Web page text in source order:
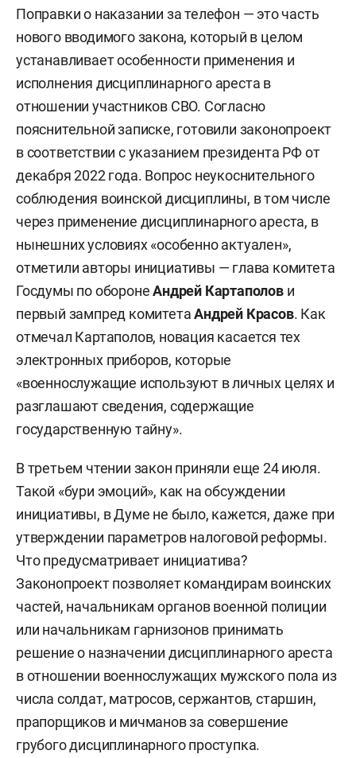
Поправки о наказании за телефон — это часть
нового вводимого закона, который в целом
устанавливает особенности применения и
исполнения дисциплинарного ареста в
отношении участников СВО. Согласно
пояснительной записке, готовили законопроект
в соответствии с указанием президента РФ от
декабря 2022 года. Вопрос неукоснительного
соблюдения воинской дисциплины, в том числе
через применение дисциплинарного ареста, в
нынешних условиях «особенно актуален»,
отметили авторы инициативы — глава комитета
Госдумы по оборонеАндрей Картаполови
первый зампред комитетаАндрей Красов. Как
отмечал Картаполов, новация касается тех
электронных приборов, которые
«военнослужащие используют в личных целях и
разглашают сведения, содержащие
государственную тайну».
В третьем чтении закон приняли еще 24 июля.
Такой «бури эмоций», как на обсуждении
инициативы, в Думе не было, кажется, даже при
утверждении параметров налоговой реформы.
Что предусматривает инициатива?
Законопроект позволяет командирам воинских
частей, начальникам органов военной полиции
или начальникам гарнизонов принимать
решение о назначении дисциплинарного ареста
в отношении военнослужащих мужского пола из
числа солдат, матросов, сержантов, старшин,
прапорщиков и мичманов за совершение
грубого дисциплинарного проступка.